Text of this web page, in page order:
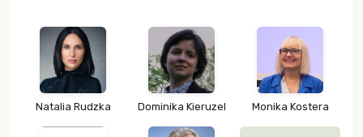
Natalia Rudzka Dominika Kieruzel Monika Kostera